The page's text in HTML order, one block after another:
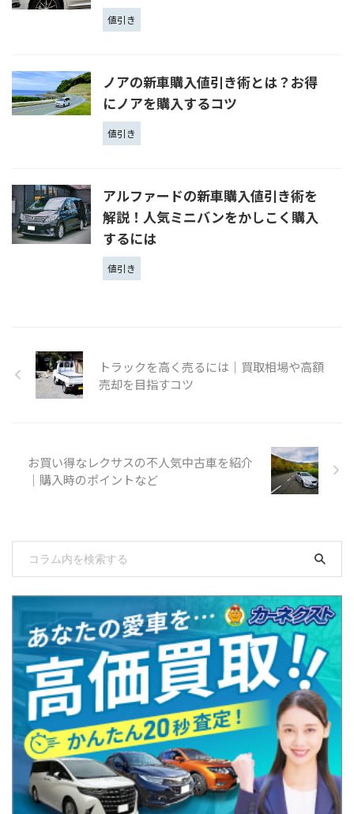
値引き
ノアの新車購入値引き術とは？お得
にノアを購入するコツ
値引き
アルファードの新車購入値引き術を
解説！人気ミニバンをかしこく購入
するには
値引き
トラックを高く売るには｜買取相場や高額
売却を目指すコツ
お買い得なレクサスの不人気中古車を紹介
｜購入時のポイントなど